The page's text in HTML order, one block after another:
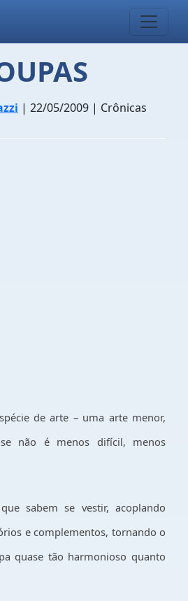
| 22/05/2009 | Crônicas
de arte – uma arte menor,
se não é menos difícil, menos
sabem se vestir, acoplando
e complementos, tornando o
quase tão harmonioso quanto